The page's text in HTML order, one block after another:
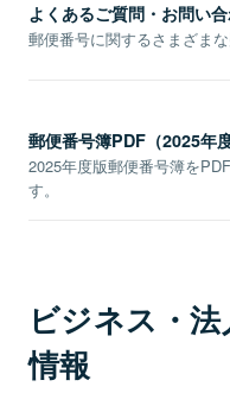
よくあるご質問・お問い
郵便番号に関するさまざまな
郵便番号簿PDF（2025年度
2025年度版郵便番号簿を
す。
ビジネス・
情報